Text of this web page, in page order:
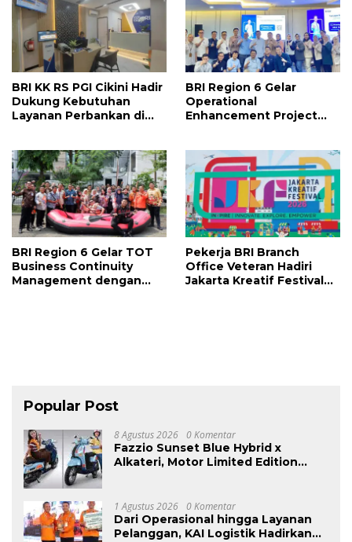
BRI KK RS PGI Cikini Hadir
Dukung Kebutuhan
Layanan Perbankan di
BRI Region 6 Gelar
Operational
Enhancement Project
Operasional & Layanan
BRI Region 6 Gelar TOT
Business Continuity
Management dengan
Pekerja BRI Branch
Office Veteran Hadiri
Jakarta Kreatif Festival
Popular Post
8 Agustus 2026 0 Komentar
Fazzio Sunset Blue Hybrid x
Alkateri, Motor Limited Edition
1 Agustus 2026 0 Komentar
Dari Operasional hingga Layanan
Pelanggan, KAI Logistik Hadirkan